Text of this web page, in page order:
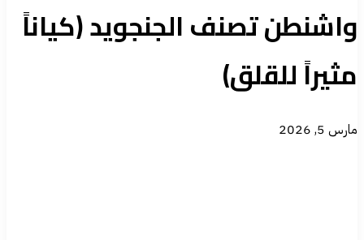
واشنطن تصنف الجنجويد (كياناً
مثيراً للقلق)
مارس 5, 2026